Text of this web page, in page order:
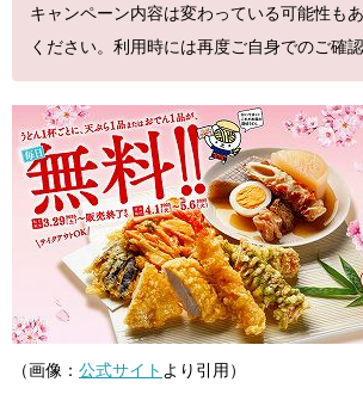
キャンペーン内容は変わっている可能性も
ください。利用時には再度ご自身でのご確
（画像： 公式サイト より引用）